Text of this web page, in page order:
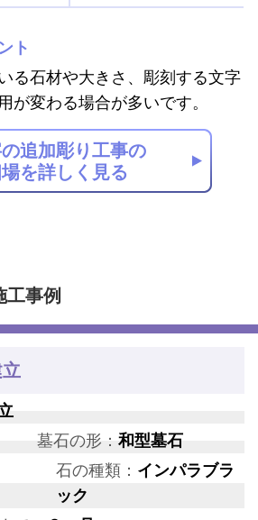
ト
る石材や大きさ、彫刻する文字
が変わる場合が多いです。
追加彫り工事の
を詳しく見る
工事例
墓石の形：和型墓石
石の種類： インパラブラ
ック